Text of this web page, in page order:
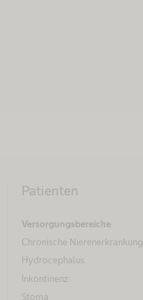
Patienten
Versorgungsbereiche
Chronische Nierenerkrankung
Hydrocephalus
Inkontinenz
Stoma